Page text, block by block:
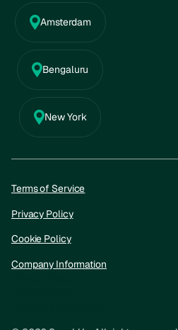
Amsterdam
Bengaluru
New York
Terms of Service
Privacy Policy
Cookie Policy
Company Information